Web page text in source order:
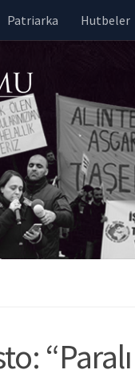
Patriarka Hutbeler